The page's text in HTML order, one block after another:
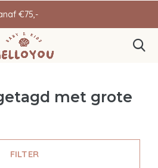
€75,-
met grote
FILTER